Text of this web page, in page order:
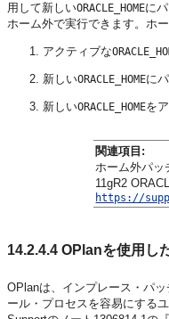
用して新しいORACLE_HOMEに
ホーム外で実行できます。ホ
アクティブな
新しいORACLE_HOMEに
新しいORACLE_HOMEを
関連項目:
ホーム外パッ
11gR2
https://
14.2.4.4 OPlanを使用し
OPlanは、インプレース・パ
ール・プロセスを容易にする